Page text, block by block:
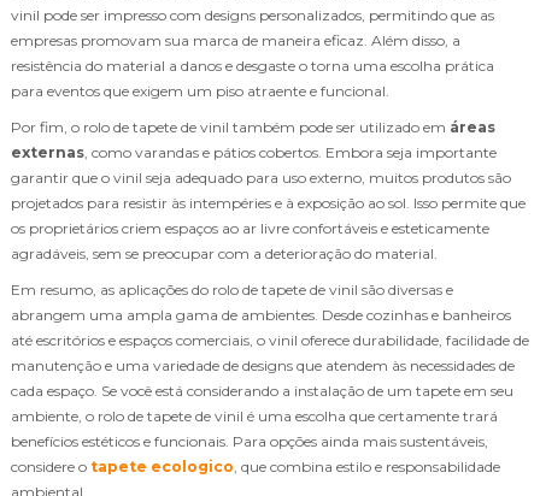
vinil pode ser impresso com designs personalizados, permitindo que as
empresas promovam sua marca de maneira eficaz. Além disso, a
resistência do material a danos e desgaste o torna uma escolha prática
para eventos que exigem um piso atraente e funcional.
Por fim, o rolo de tapete de vinil também pode ser utilizado em áreas
externas , como varandas e pátios cobertos. Embora seja importante
garantir que o vinil seja adequado para uso externo, muitos produtos são
projetados para resistir às intempéries e à exposição ao sol. Isso permite que
os proprietários criem espaços ao ar livre confortáveis e esteticamente
agradáveis, sem se preocupar com a deterioração do material.
Em resumo, as aplicações do rolo de tapete de vinil são diversas e
abrangem uma ampla gama de ambientes. Desde cozinhas e banheiros
até escritórios e espaços comerciais, o vinil oferece durabilidade, facilidade de
manutenção e uma variedade de designs que atendem às necessidades de
cada espaço. Se você está considerando a instalação de um tapete em seu
ambiente, o rolo de tapete de vinil é uma escolha que certamente trará
benefícios estéticos e funcionais. Para opções ainda mais sustentáveis,
considere o tapete ecologico , que combina estilo e responsabilidade
ambiental.